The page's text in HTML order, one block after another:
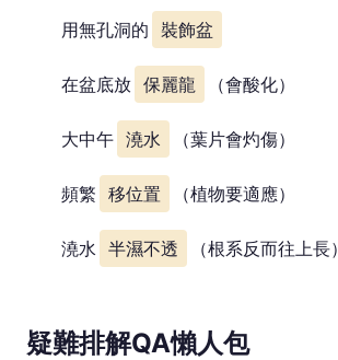
用無孔洞的 裝飾盆
在盆底放 保麗龍 （會酸化）
大中午 澆水 （葉片會灼傷）
頻繁 移位置 （植物要適應）
澆水 半濕不透 （根系反而往上長）
疑難排解QA懶人包